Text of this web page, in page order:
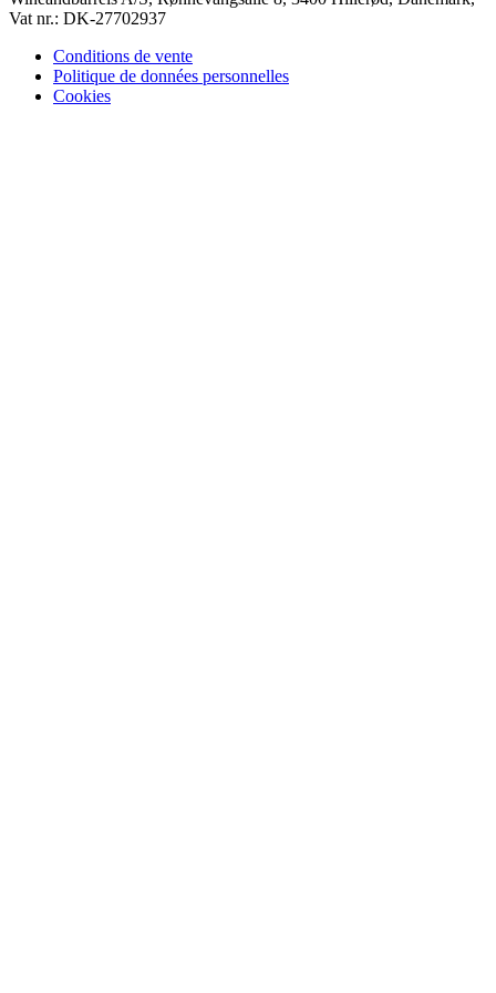
Vat nr.: DK-27702937
Conditions de vente
Politique de données personnelles
Cookies